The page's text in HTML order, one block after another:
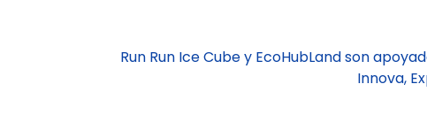
Run Run Ice Cube y EcoHubLand son
Innova,